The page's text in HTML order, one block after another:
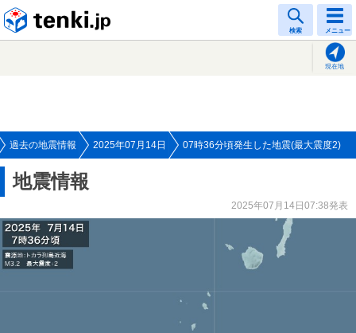
検索 メニュー
現在地
過去の地震情報 2025年07月14日 07時36分頃発生した地震(最大震度2)
地震情報
2025年07月14日07:38発表